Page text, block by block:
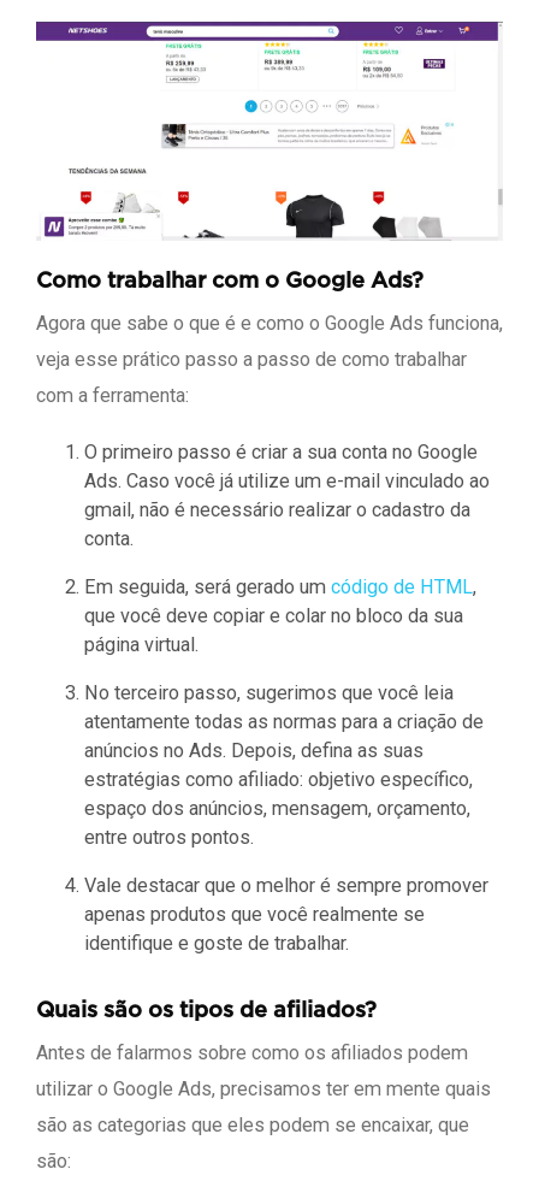
Como trabalhar com o Google Ads?
Agora que sabe o que é e como o Google Ads funciona,
veja esse prático passo a passo de como trabalhar
com a ferramenta:
O primeiro passo é criar a sua conta no Google
Ads. Caso você já utilize um e-mail vinculado ao
gmail, não é necessário realizar o cadastro da
conta.
Em seguida, será gerado um código de HTML,
que você deve copiar e colar no bloco da sua
página virtual.
No terceiro passo, sugerimos que você leia
atentamente todas as normas para a criação de
anúncios no Ads. Depois, defina as suas
estratégias como afiliado: objetivo específico,
espaço dos anúncios, mensagem, orçamento,
entre outros pontos.
Vale destacar que o melhor é sempre promover
apenas produtos que você realmente se
identifique e goste de trabalhar.
Quais são os tipos de afiliados?
Antes de falarmos sobre como os afiliados podem
utilizar o Google Ads, precisamos ter em mente quais
são as categorias que eles podem se encaixar, que
são: